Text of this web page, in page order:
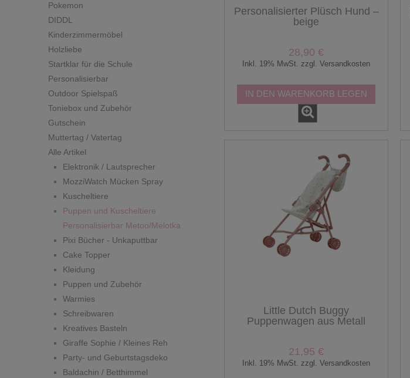
Pokemon
DIDDL
Kinderzimmermöbel
Holzliebe
Startklar für die Schule
Personalisierbar
Outdoor Spielspaß
Toniebox und Zubehör
Gutschein
Muttertag / Vatertag
Alle Artikel
Elektronik / Lautsprecher
MozziWatch Mücken Spray
Kuscheltiere
Puppen und Kuscheltiere
Personalisierbar Metoo/Melotka
Pixi Bücher - Unkaputtbar
Cake Topper
Kleidung
Puppen und Zubehör
Warmies
Schreibwaren
Kreatives Basteln
Giraffe Sophie / Kleines Reh
Party- und Geburtstagsdeko
Baldachin / Betthimmel
Personalisierter Plüsch Hund –
beige
28,90 €
Inkl. 19% MwSt. zzgl. Versandkosten
IN DEN WARENKORB LEGEN
Little Dutch Buggy
Puppenwagen aus Metall
21,95 €
Inkl. 19% MwSt. zzgl. Versandkosten